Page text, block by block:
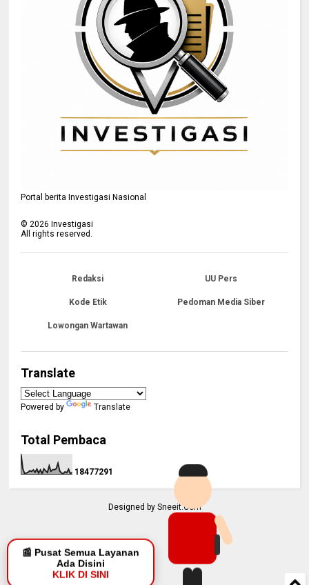
📰 Pusat Semua Layanan
Ada Disini
KLIK DI SINI
Portal berita Investigasi Nasional
©2026 Investigasi
All rights reserved.
Redaksi UU Pers
Kode Etik Pedoman Media Siber
Lowongan Wartawan
Translate
Powered by Translate
Total Pembaca
1 8477291
Designed by Sneeit.Com